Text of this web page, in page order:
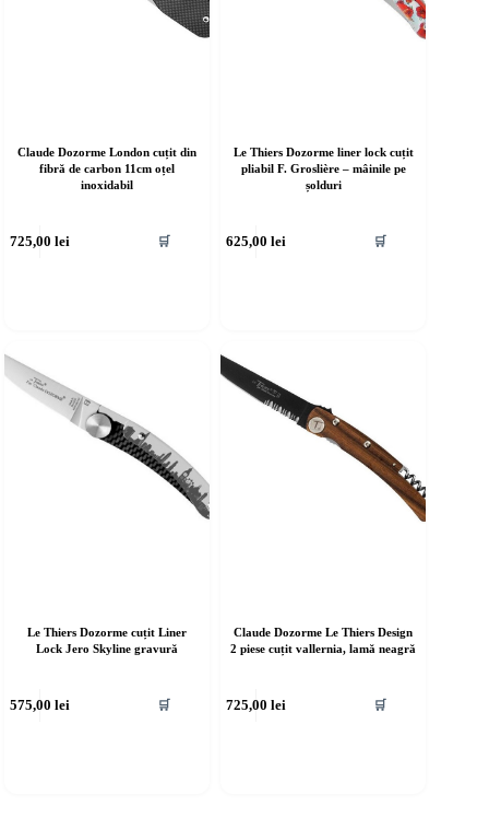
Claude Dozorme London cuțit din
fibră de carbon 11cm oțel
inoxidabil
725,00 lei 🛒
Le Thiers Dozorme liner lock cuțit
pliabil F. Groslière – mâinile pe
șolduri
625,00 lei 🛒
Le Thiers Dozorme cuțit Liner
Lock Jero Skyline gravură
575,00 lei 🛒
Claude Dozorme Le Thiers Design
2 piese cuțit vallernia, lamă neagră
725,00 lei 🛒